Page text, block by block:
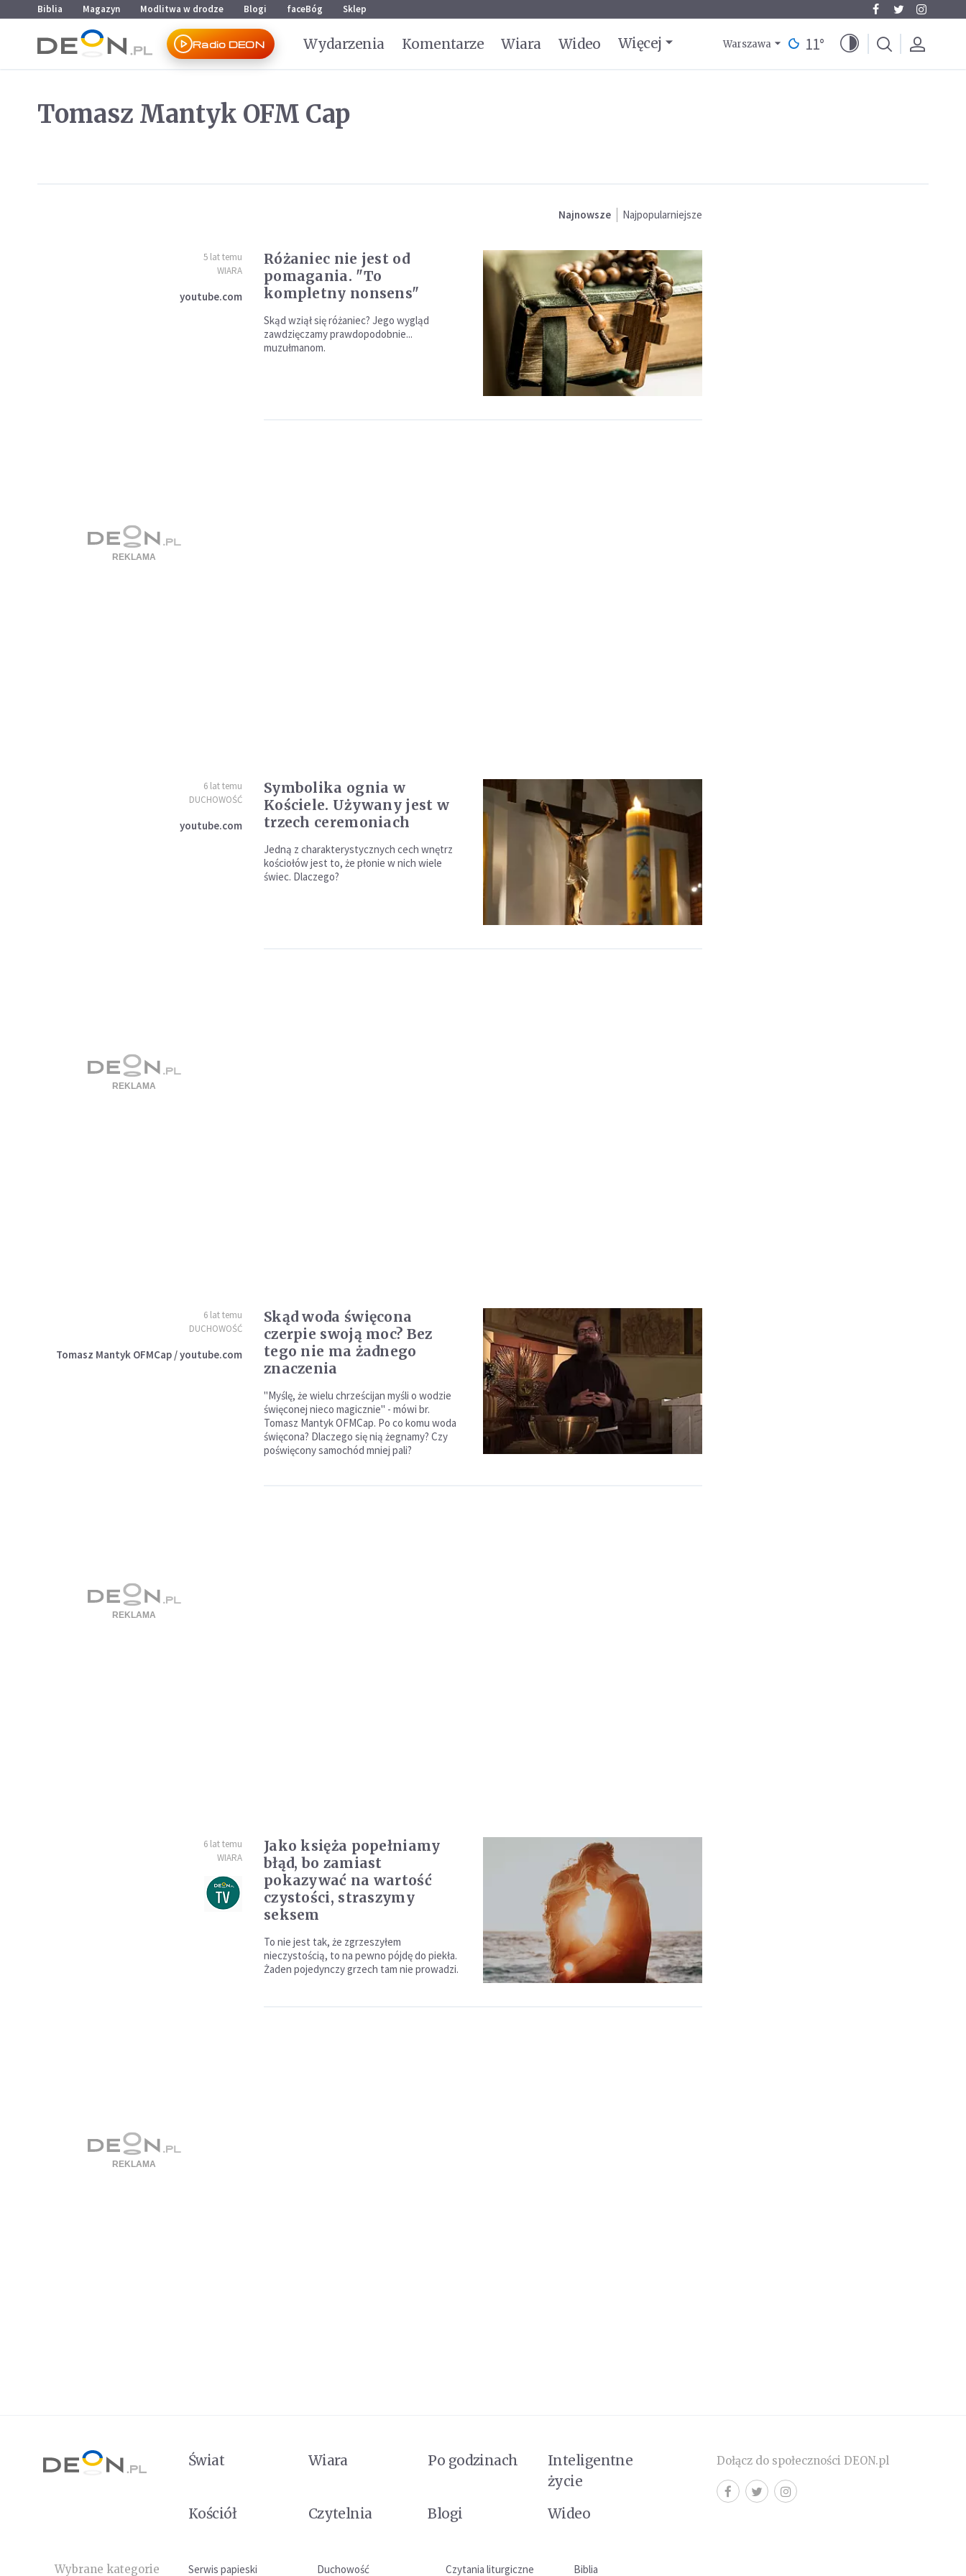
Przejdź do menu głównego
Przejdź do treści
Biblia Magazyn Modlitwa w drodze Blogi faceBóg Sklep
Radio DEON Wydarzenia Komentarze Wiara Wideo Więcej Warszawa 11°
Tomasz Mantyk OFM Cap
Najnowsze Najpopularniejsze
5 lat temu
WIARA
youtube.com
Różaniec nie jest od
pomagania. "To
kompletny nonsens"
Skąd wziął się różaniec? Jego wygląd
zawdzięczamy prawdopodobnie...
muzułmanom.
6 lat temu
DUCHOWOŚĆ
youtube.com
Symbolika ognia w
Kościele. Używany jest w
trzech ceremoniach
Jedną z charakterystycznych cech wnętrz
kościołów jest to, że płonie w nich wiele
świec. Dlaczego?
6 lat temu
DUCHOWOŚĆ
Tomasz Mantyk OFMCap / youtube.com
Skąd woda święcona
czerpie swoją moc? Bez
tego nie ma żadnego
znaczenia
"Myślę, że wielu chrześcijan myśli o wodzie
święconej nieco magicznie" - mówi br.
Tomasz Mantyk OFMCap. Po co komu woda
święcona? Dlaczego się nią żegnamy? Czy
poświęcony samochód mniej pali?
6 lat temu
WIARA
Jako księża popełniamy
błąd, bo zamiast
pokazywać na wartość
czystości, straszymy
seksem
To nie jest tak, że zgrzeszyłem
nieczystością, to na pewno pójdę do piekła.
Żaden pojedynczy grzech tam nie prowadzi.
Świat Wiara Po godzinach
Inteligentne
życie
Kościół
Czytelnia Blogi Wideo
Wybrane kategorie Serwis papieski Duchowość Czytania liturgiczne Biblia
Dołącz do społeczności DEON.pl